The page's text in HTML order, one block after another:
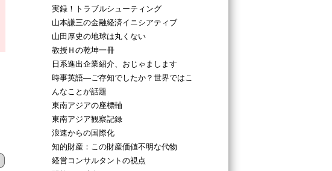
実録！トラブルシューティング
山本謙三の金融経済イニシアティブ
山田厚史の地球は丸くない
教授Ｈの乾坤一冊
日系進出企業紹介、おじゃまします
時事英語―ご存知でしたか？世界ではこ
んなことが話題
東南アジアの座標軸
東南アジア観察記録
浪速からの国際化
知的財産：この財産価値不明な代物
経営コンサルタントの視点